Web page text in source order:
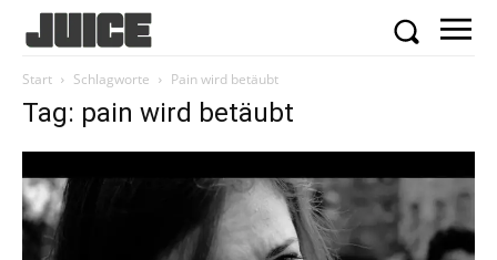
Start Schlagworte Pain wird betäubt
Tag: pain wird betäubt